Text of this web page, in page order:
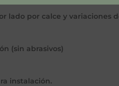
lado por calce y variaciones
(sin abrasivos)
instalación.